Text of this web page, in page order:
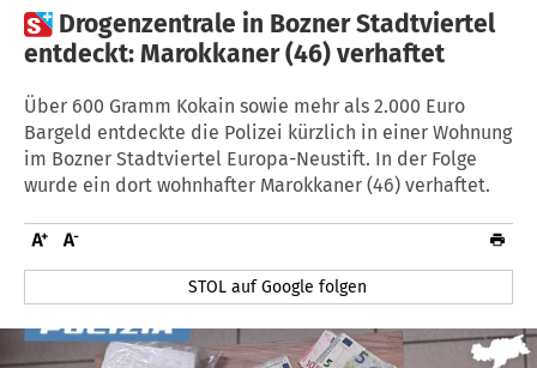
 Drogenzentrale in Bozner Stadtviertel
entdeckt: Marokkaner (46) verhaftet
Über 600 Gramm Kokain sowie mehr als 2.000 Euro
Bargeld entdeckte die Polizei kürzlich in einer Wohnung
im Bozner Stadtviertel Europa-Neustift. In der Folge
wurde ein dort wohnhafter Marokkaner (46) verhaftet.
STOL auf Google folgen